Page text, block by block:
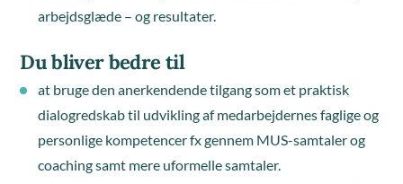
arbejdsglæde – og resultater.
Du bliver bedre til
at bruge den anerkendende tilgang som et praktisk
dialogredskab til udvikling af medarbejdernes faglige og
personlige kompetencer fx gennem MUS-samtaler og
coaching samt mere uformelle samtaler.